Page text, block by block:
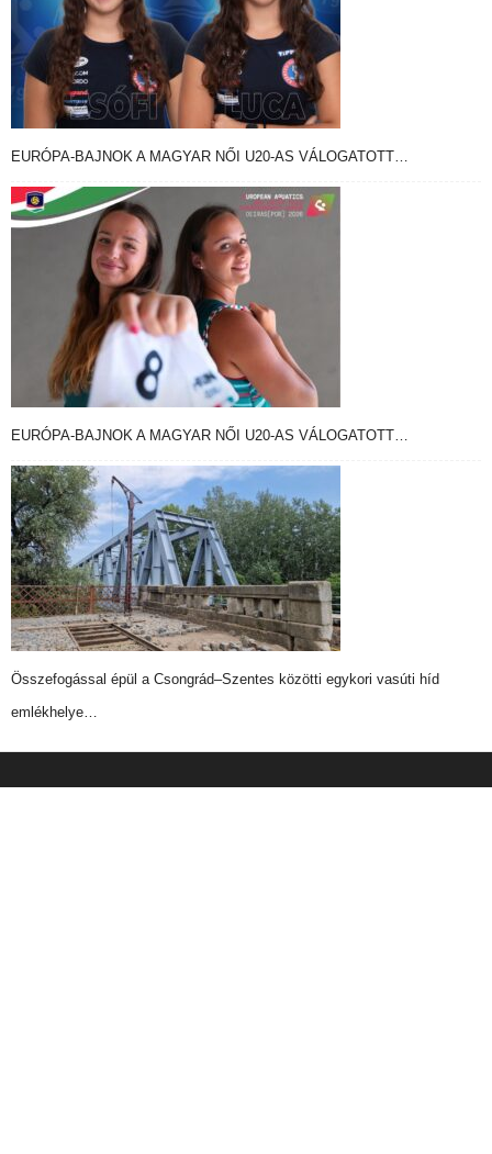
EURÓPA-BAJNOK A MAGYAR NŐI U20-AS VÁLOGATOTT…
EURÓPA-BAJNOK A MAGYAR NŐI U20-AS VÁLOGATOTT…
Összefogással épül a Csongrád–Szentes közötti egykori vasúti híd
emlékhelye…